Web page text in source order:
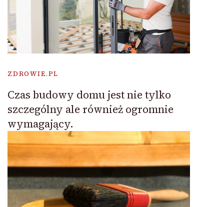
ZDROWIE.PL
Czas budowy domu jest nie tylko
szczególny ale również ogromnie
wymagający.